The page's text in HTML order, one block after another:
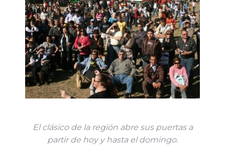
El clásico de la región abre sus puertas a
partir de hoy y hasta el domingo.